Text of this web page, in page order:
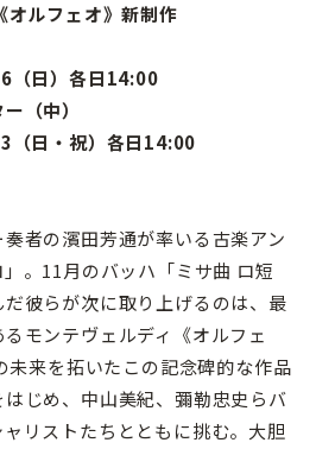
オルフェオ》新制作
（日）各日14:00
（中）
日・祝）各日14:00
者の濱田芳通が率いる古楽アン
。11月のバッハ「ミサ曲 ロ短
彼らが次に取り上げるのは、最
モンテヴェルディ《オルフェ
未来を拓いたこの記念碑的な作品
じめ、中山美紀、彌勒忠史らバ
リストたちとともに挑む。大胆